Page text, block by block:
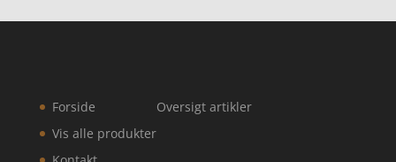
Forside
Vis alle produkter
Oversigt artikler